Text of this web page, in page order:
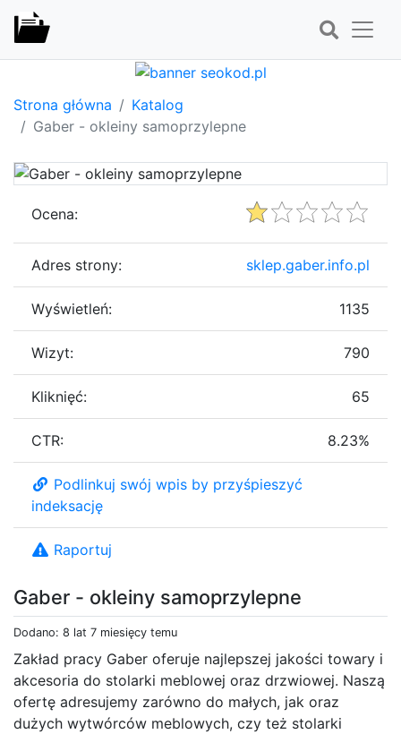
Strona główna
Katalog
Gaber - okleiny samoprzylepne
Gaber - okleiny samoprzylepne
Dodano: 8 lat 7 miesięcy temu
Zakład pracy Gaber oferuje najlepszej jakości towary i
akcesoria do stolarki meblowej oraz drzwiowej. Naszą
ofertę adresujemy zarówno do małych, jak oraz
dużych wytwórców meblowych, czy też stolarki
Ocena:
Adres strony: sklep.gaber.info.pl
Wyświetleń: 1135
Wizyt: 790
Kliknięć: 65
CTR: 8.23%
Podlinkuj swój wpis by przyśpieszyć
indeksację
Raportuj